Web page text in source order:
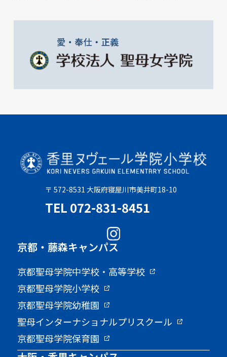
〒 572-8531 大阪府寝屋川市美井町18-10
TEL 072-831-8451
京都・藤森キャンパス
京都聖母学院中学校・高等学校
京都聖母学院小学校
京都聖母学院幼稚園
聖母インターナショナルプリスクール
京都聖母学院保育園